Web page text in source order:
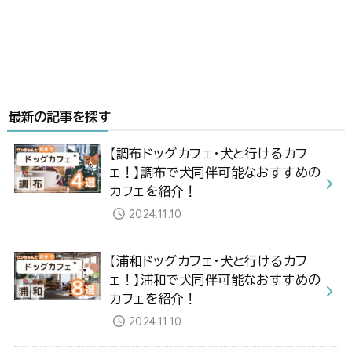
最新の記事を探す
【調布ドッグカフェ・犬と行けるカフ
ェ！】調布で犬同伴可能なおすすめの
カフェを紹介！
2024.11.10
【浦和ドッグカフェ・犬と行けるカフ
ェ！】浦和で犬同伴可能なおすすめの
カフェを紹介！
2024.11.10